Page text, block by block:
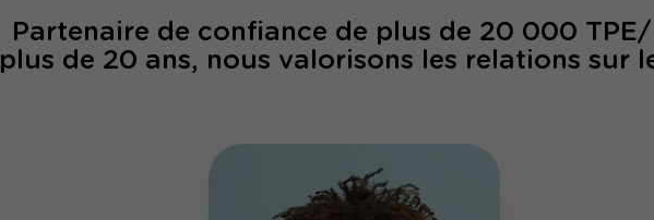
Partenaire de confiance de plus de 20 000 TPE/
plus de 20 ans, nous valorisons les relations sur